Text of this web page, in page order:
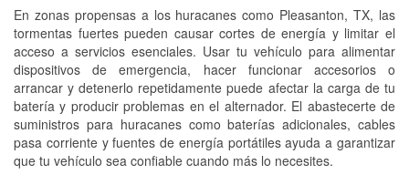
En zonas propensas a los huracanes como Pleasanton, TX, las
tormentas fuertes pueden causar cortes de energía y limitar el
acceso a servicios esenciales. Usar tu vehículo para alimentar
dispositivos de emergencia, hacer funcionar accesorios o
arrancar y detenerlo repetidamente puede afectar la carga de tu
batería y producir problemas en el alternador. El abastecerte de
suministros para huracanes como baterías adicionales, cables
pasa corriente y fuentes de energía portátiles ayuda a garantizar
que tu vehículo sea confiable cuando más lo necesites.
freno
Mangueras hidráulicas a la medida
Hurricane Supplies
Tornado Supplies
Conoce más